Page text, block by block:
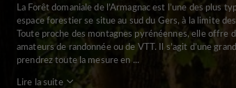
La Forêt domaniale de l’Armagnac est l’une des plus
espace forestier se situe au sud du Gers, à la limite
Toute proche des montagnes pyrénéennes, elle offre
amateurs de randonnée ou de VTT. Il s’agit d’une
prendrez toute la mesure en ...
Lire la suite